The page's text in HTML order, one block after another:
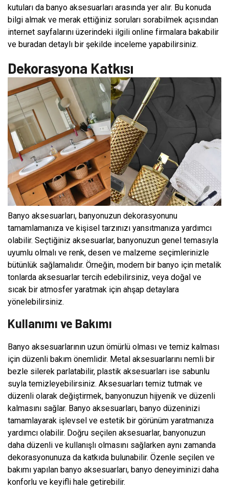
kutuları da banyo aksesuarları arasında yer alır. Bu konuda
bilgi almak ve merak ettiğiniz soruları sorabilmek açısından
internet sayfalarını üzerindeki ilgili online firmalara bakabilir
ve buradan detaylı bir şekilde inceleme yapabilirsiniz.
Dekorasyona Katkısı
Banyo aksesuarları, banyonuzun dekorasyonunu
tamamlamanıza ve kişisel tarzınızı yansıtmanıza yardımcı
olabilir. Seçtiğiniz aksesuarlar, banyonuzun genel temasıyla
uyumlu olmalı ve renk, desen ve malzeme seçimlerinizle
bütünlük sağlamalıdır. Örneğin, modern bir banyo için metalik
tonlarda aksesuarlar tercih edebilirsiniz, veya doğal ve
sıcak bir atmosfer yaratmak için ahşap detaylara
yönelebilirsiniz.
Kullanımı ve Bakımı
Banyo aksesuarlarının uzun ömürlü olması ve temiz kalması
için düzenli bakım önemlidir. Metal aksesuarlarını nemli bir
bezle silerek parlatabilir, plastik aksesuarları ise sabunlu
suyla temizleyebilirsiniz. Aksesuarları temiz tutmak ve
düzenli olarak değiştirmek, banyonuzun hijyenik ve düzenli
kalmasını sağlar. Banyo aksesuarları, banyo düzeninizi
tamamlayarak işlevsel ve estetik bir görünüm yaratmanıza
yardımcı olabilir. Doğru seçilen aksesuarlar, banyonuzun
daha düzenli ve kullanışlı olmasını sağlarken aynı zamanda
dekorasyonunuza da katkıda bulunabilir. Özenle seçilen ve
bakımı yapılan banyo aksesuarları, banyo deneyiminizi daha
konforlu ve keyifli hale getirebilir.